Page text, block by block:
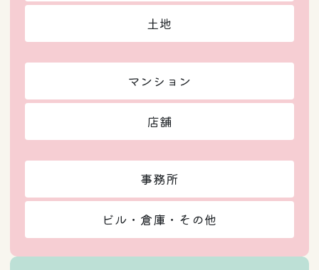
土地
マンション
店舗
事務所
ビル・倉庫・その他